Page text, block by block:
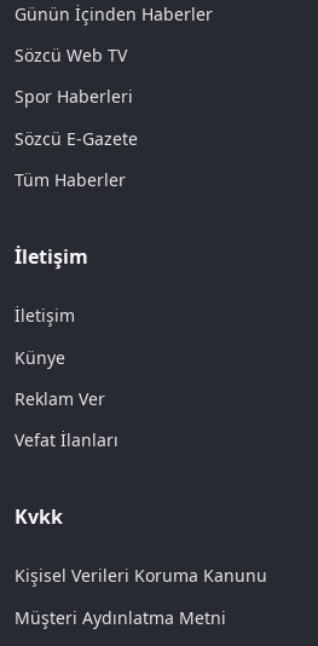
Günün İçinden Haberler
Sözcü Web TV
Spor Haberleri
Sözcü E-Gazete
Tüm Haberler
İletişim
İletişim
Künye
Reklam Ver
Vefat İlanları
Kvkk
Kişisel Verileri Koruma Kanunu
Müşteri Aydınlatma Metni